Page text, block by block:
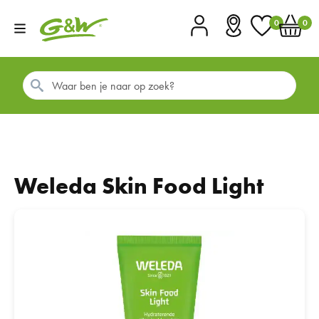
0 0
Weleda Skin Food Light